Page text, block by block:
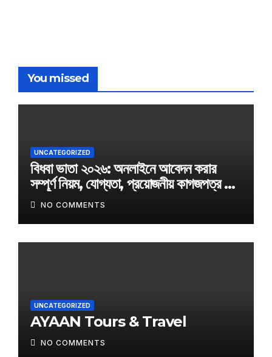
You missed
UNCATEGORIZED
বিধবা ভাতা ২০২৬: অনলাইনে আবেদন করার
সম্পূর্ণ নিয়ম, যোগ্যতা, প্রয়োজনীয় কাগজপত্র ও
অফিসিয়াল আবেদন লিংক
NO COMMENTS
UNCATEGORIZED
AYAAN Tours & Travel
NO COMMENTS